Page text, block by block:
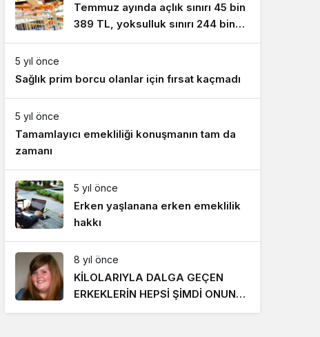
Temmuz ayında açlık sınırı 45 bin
389 TL, yoksulluk sınırı 244 bin
818 TL oldu
5 yıl önce
Sağlık prim borcu olanlar için fırsat kaçmadı
5 yıl önce
Tamamlayıcı emekliliği konuşmanın tam da
zamanı
5 yıl önce
Erken yaşlanana erken emeklilik
hakkı
8 yıl önce
KİLOLARIYLA DALGA GEÇEN
ERKEKLERİN HEPSİ ŞİMDİ ONUN
PEŞİNDE! SON HALİ İNANILMAZ